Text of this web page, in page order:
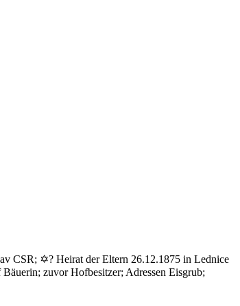
CSR; ✡? Heirat der Eltern 26.12.1875 in Lednice
zuvor Hofbesitzer; Adressen Eisgrub;